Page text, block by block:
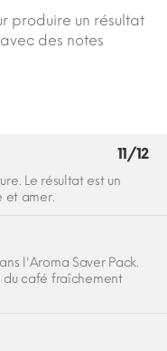
produire un résultat
des notes
11/12
Le résultat est un
et amer.
l'Aroma Saver Pack.
du café fraîchement